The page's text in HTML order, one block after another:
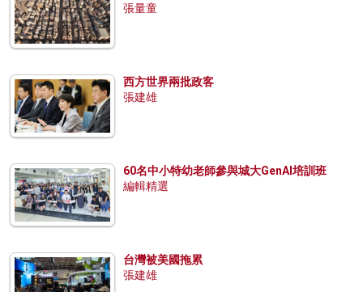
張量童
西方世界兩批政客
張建雄
60名中小特幼老師參與城大GenAI培訓班
編輯精選
台灣被美國拖累
張建雄